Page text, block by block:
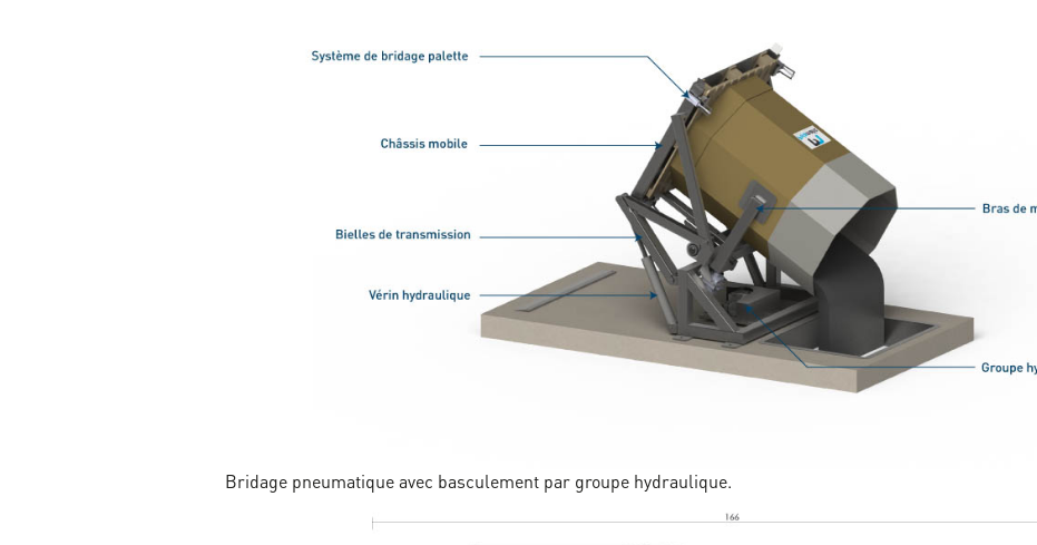
Bridage pneumatique avec basculement par groupe hydraulique.